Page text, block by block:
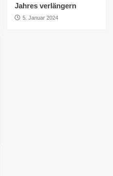
Jahres verlängern
5. Januar 2024